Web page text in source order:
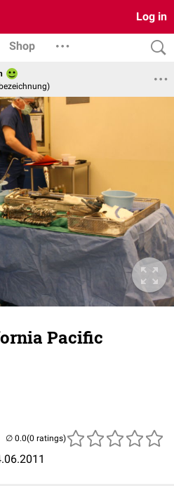
Log in
Shop
Pacific
(0 ratings)